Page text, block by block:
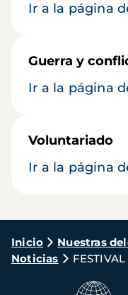
Ir a la página
Guerra y
Ir a la página
Voluntariado
Ir a la página
Ruta
de
navegación
Inicio Nuestras
Noticias